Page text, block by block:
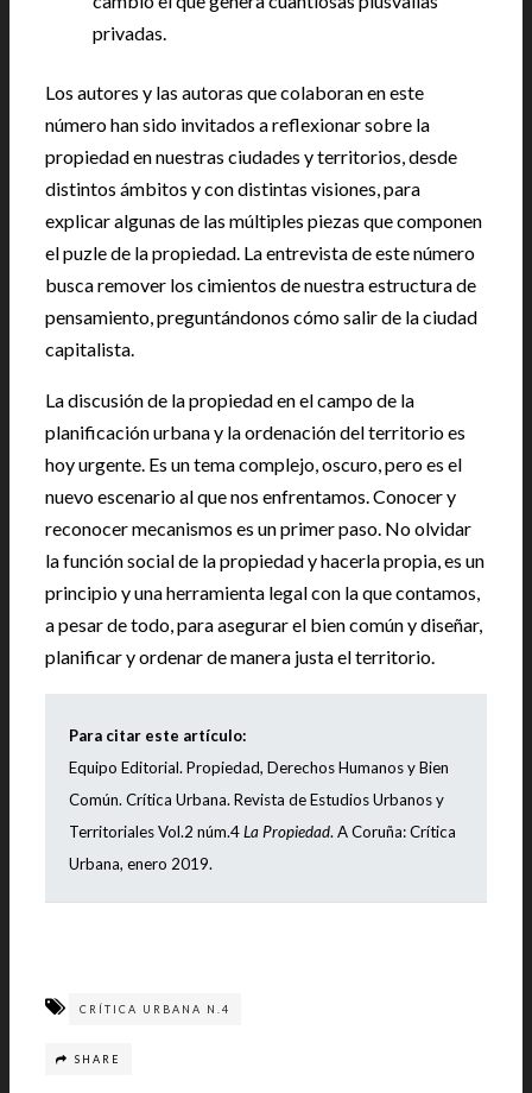
privadas.
Los autores y las autoras que colaboran en este
número han sido invitados a reflexionar sobre la
propiedad en nuestras ciudades y territorios, desde
distintos ámbitos y con distintas visiones, para
explicar algunas de las múltiples piezas que componen
el puzle de la propiedad. La entrevista de este número
busca remover los cimientos de nuestra estructura de
pensamiento, preguntándonos cómo salir de la ciudad
capitalista.
La discusión de la propiedad en el campo de la
planificación urbana y la ordenación del territorio es
hoy urgente. Es un tema complejo, oscuro, pero es el
nuevo escenario al que nos enfrentamos. Conocer y
reconocer mecanismos es un primer paso. No olvidar
la función social de la propiedad y hacerla propia, es un
principio y una herramienta legal con la que contamos,
a pesar de todo, para asegurar el bien común y diseñar,
planificar y ordenar de manera justa el territorio.
Para citar este artículo:
Equipo Editorial. Propiedad, Derechos Humanos y Bien
Común. Crítica Urbana. Revista de Estudios Urbanos y
Territoriales Vol.2 núm.4La Propiedad. A Coruña: Crítica
Urbana, enero 2019.
CRÍTICA URBANA N.4
SHARE